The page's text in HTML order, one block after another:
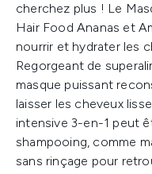
cherchez plus ! Le
Hair Food Ananas et
nourrir et hydrater les
Regorgeant de
masque puissant
laisser les cheveux
intensive 3-en-1 peut
shampooing, comme
sans rinçage pour